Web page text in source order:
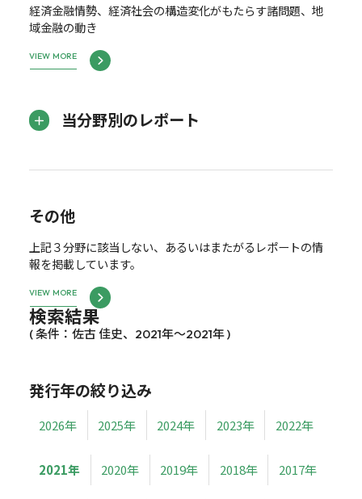
経済金融情勢、経済社会の構造変化がもたらす諸問題、地
域金融の動き
VIEW MORE
当分野別のレポート
その他
上記３分野に該当しない、あるいはまたがるレポートの情
報を掲載しています。
VIEW MORE
検索結果
( 条件：佐古 佳史、2021年～2021年 )
発行年の絞り込み
2026年 2025年 2024年 2023年 2022年
2021年 2020年 2019年 2018年 2017年